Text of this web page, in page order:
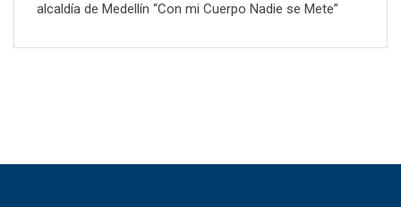
alcaldía de Medellín “Con mi Cuerpo Nadie se Mete”